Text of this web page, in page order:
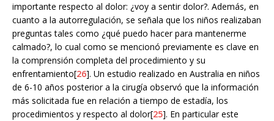
importante respecto al dolor: ¿voy a sentir dolor?. Además, en
cuanto a la autorregulación, se señala que los niños realizaban
preguntas tales como ¿qué puedo hacer para mantenerme
calmado?, lo cual como se mencionó previamente es clave en
la comprensión completa del procedimiento y su
enfrentamiento[26]. Un estudio realizado en Australia en niños
de 6-10 años posterior a la cirugía observó que la información
más solicitada fue en relación a tiempo de estadía, los
procedimientos y respecto al dolor[25]. En particular este